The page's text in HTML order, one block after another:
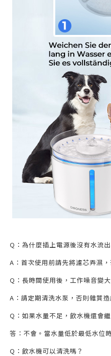
Q：為什麼插上電源後沒有水流出
A：首次使用前請先將濾芯弄濕
Q：長時間使用後，工作噪音變大
A：請定期清洗水泵，否則雜質
Q：如果水量不足，飲水機還會
答：不會。當水量低於最低水位
Q：飲水機可以清洗嗎？